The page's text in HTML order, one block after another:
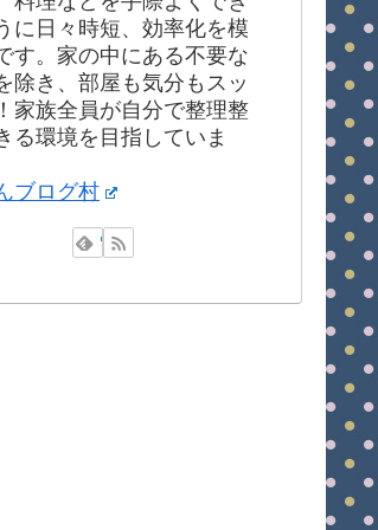
に日々時短、効率化を模
す。家の中にある不要な
除き、部屋も気分もスッ
家族全員が自分で整理整
る環境を目指していま
ブログ村